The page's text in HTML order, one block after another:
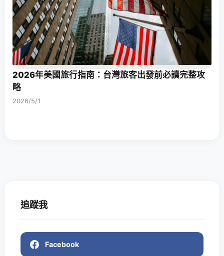
2026年美國旅行指南：台灣旅客出發前必讀完整攻
略
2026/5/1
追蹤我
Facebook